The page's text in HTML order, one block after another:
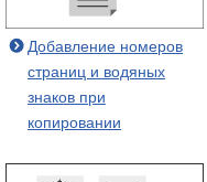
Добавление номеров
страниц и водяных
знаков при
копировании